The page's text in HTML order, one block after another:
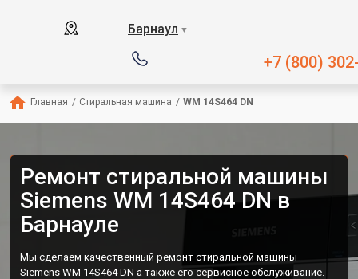
Барнаул ▼
+7 (800)
Главная / Стиральная машина / WM 14S464 DN
Ремонт стиральной машины
Siemens WM 14S464 DN в
Барнауле
Мы сделаем качественный ремонт стиральной машины
Siemens WM 14S464 DN а также его сервисное обслуживание.